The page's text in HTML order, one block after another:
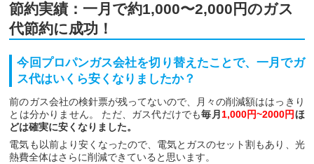
節約実績：一月で約1,000〜2,000円のガス
代節約に成功！
今回プロパンガス会社を切り替えたことで、一月でガ
ス代はいくら安くなりましたか？
前のガス会社の検針票が残ってないので、月々の削減額ははっきり
とは分かりません。 ただ、ガス代だけでも毎月 1,000円~2000円ほ
どは確実に安くなりました。
電気も以前より安くなったので、電気とガスのセット割もあり、光
熱費全体はさらに削減できていると思います。